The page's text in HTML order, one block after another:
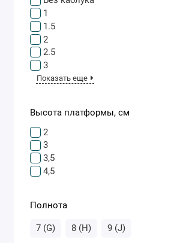
1
1.5
2
2.5
3
Показать еще
Высота платформы, см
2
3
3,5
4,5
Полнота
7 (G) 8 (H) 9 (J)